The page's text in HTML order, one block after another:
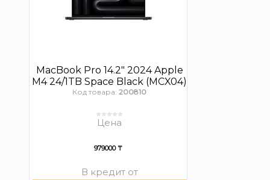
MacBook Pro 14.2″ 2024 Apple
M4 24/1TB Space Black (MCX04)
Код товара: 200810
Цена
979000 ₸
В кредит от